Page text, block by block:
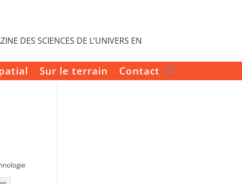
DES SCIENCES DE L’UNIVERS EN
Sur le terrain Contact